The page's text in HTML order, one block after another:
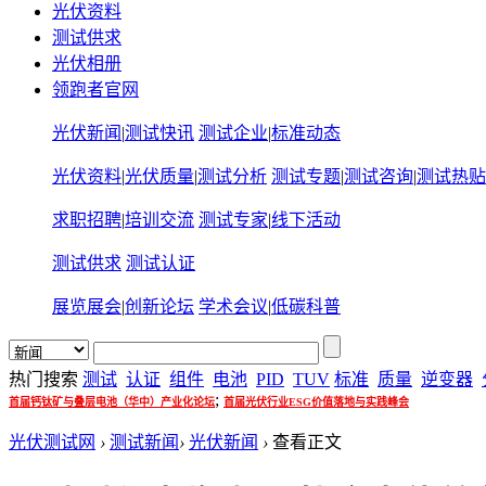
光伏资料
测试供求
光伏相册
领跑者官网
光伏新闻 |测试快讯 测试企业|标准动态
光伏资料|光伏质量|测试分析 测试专题|测试咨询|测试热贴
求职招聘|培训交流 测试专家|线下活动
测试供求 测试认证
展览展会|创新论坛 学术会议|低碳科普
热门搜索 测试 认证 组件 电池 PID TUV 标准 质量 逆变器
首届钙钛矿与叠层电池（华中）产业化论坛; 首届光伏行业ESG价值落地与实践峰会
光伏测试网 › 测试新闻 › 光伏新闻 › 查看正文